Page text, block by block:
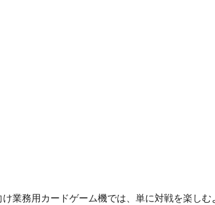
け業務用カードゲーム機では、単に対戦を楽し